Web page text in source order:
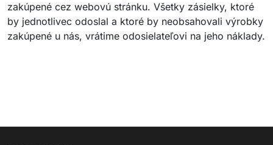
zakúpené cez webovú stránku. Všetky zásielky, ktoré
by jednotlivec odoslal a ktoré by neobsahovali výrobky
zakúpené u nás, vrátime odosielateľovi na jeho náklady.